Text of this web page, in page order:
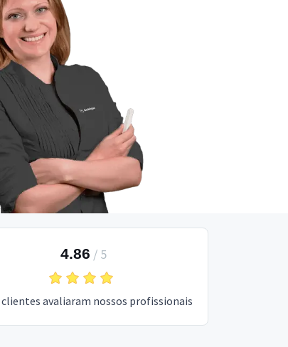
4.86 / 5
clientes avaliaram nossos profissionais